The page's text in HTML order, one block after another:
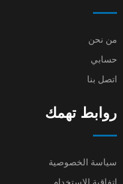
من نحن
حسابي
اتصل بنا
روابط تهمك
سياسة الخصوصية
اتفاقية الاستخدام